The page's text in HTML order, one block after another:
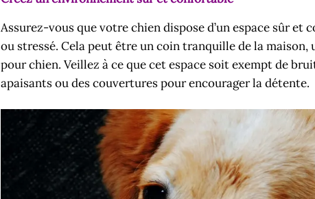
Assurez-vous que votre chien dispose d’un espace sûr
ou stressé. Cela peut être un coin tranquille de la
pour chien. Veillez à ce que cet espace soit exempt de
apaisants ou des couvertures pour encourager la détente.